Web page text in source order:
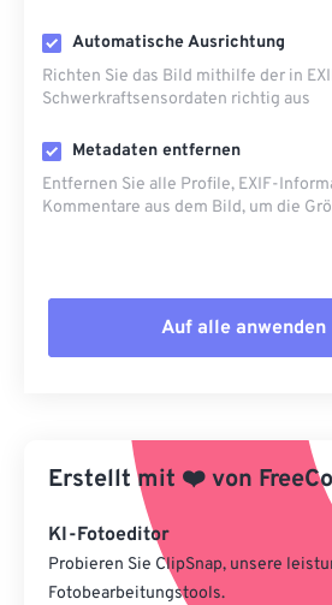
Automatische Ausrichtung
Richten Sie das Bild mithilfe der in
Schwerkraftsensordaten richtig aus
Metadaten entfernen
Entfernen Sie alle Profile, EXIF-
Kommentare aus dem Bild, um die
Auf alle anwenden
Aus Vorgabe anwenden
Als Vorgabe speichern
Erstellt mit ❤️von
KI-Fotoeditor
Probieren Sie ClipSnap, unsere
Fotobearbeitungstools.